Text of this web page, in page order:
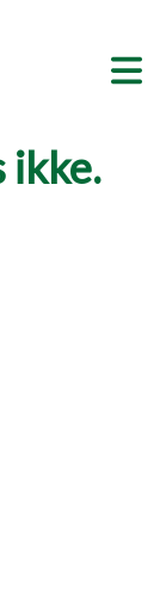
ikke.